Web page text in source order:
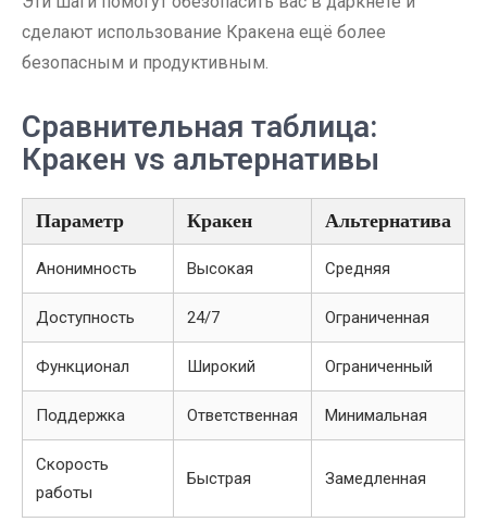
сделают использование Кракена ещё более
безопасным и продуктивным.
Сравнительная таблица:
Кракен vs альтернативы
Параметр Кракен Альтернатива
Анонимность Высокая Средняя
Доступность 24/7 Ограниченная
Функционал Широкий Ограниченный
Поддержка Ответственная Минимальная
Скорость
работы
Быстрая Замедленная